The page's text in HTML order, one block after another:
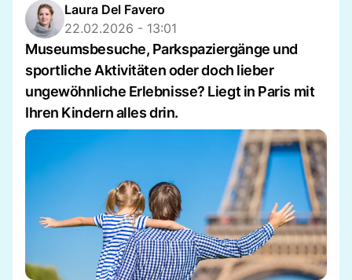
Laura Del Favero
22.02.2026 - 13:01
Museumsbesuche, Parkspaziergänge und
sportliche Aktivitäten oder doch lieber
ungewöhnliche Erlebnisse? Liegt in Paris mit
Ihren Kindern alles drin.